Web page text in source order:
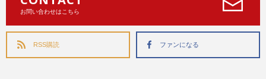
お問い合わせはこちら
RSS購読 ファンになる